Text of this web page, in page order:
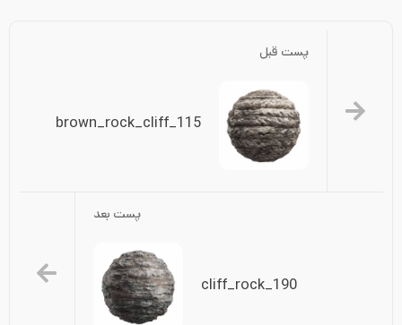
پست قبل
brown_rock_cliff_115
پست بعد
cliff_rock_190